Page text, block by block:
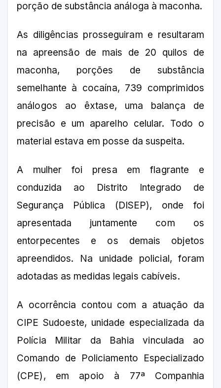
porção de substância análoga à maconha.
As diligências prosseguiram e resultaram
na apreensão de mais de 20 quilos de
maconha, porções de substância
semelhante à cocaína, 739 comprimidos
análogos ao êxtase, uma balança de
precisão e um aparelho celular. Todo o
material estava em posse da suspeita.
A mulher foi presa em flagrante e
conduzida ao Distrito Integrado de
Segurança Pública (DISEP), onde foi
apresentada juntamente com os
entorpecentes e os demais objetos
apreendidos. Na unidade policial, foram
adotadas as medidas legais cabíveis.
A ocorrência contou com a atuação da
CIPE Sudoeste, unidade especializada da
Polícia Militar da Bahia vinculada ao
Comando de Policiamento Especializado
(CPE), em apoio à 77ª Companhia